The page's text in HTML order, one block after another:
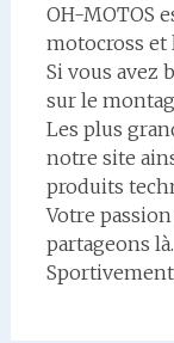
OH-MOTOS
motocross et
Si vous avez
sur le
Les plus
notre site
produits
Votre
partageons là.